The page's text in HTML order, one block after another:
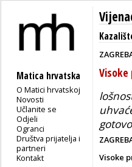
Matica hrvatska
O Matici hrvatskoj
Novosti
Učlanite se
Odjeli
Ogranci
Društva prijatelja i
partneri
Kontakt
Visoke